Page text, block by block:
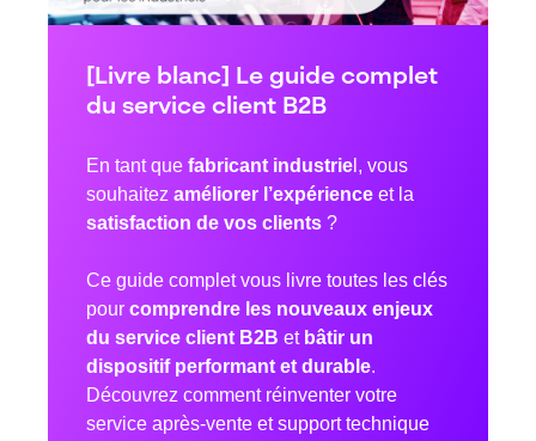
[Livre blanc] Le guide complet
du service client B2B
En tant que fabricant industrie l, vous
souhaitez améliorer l’expérience et la
satisfaction de vos clients ?
Ce guide complet vous livre toutes les clés
pour comprendre les nouveaux enjeux
du service client B2B et bâtir un
dispositif performant et durable.
Découvrez comment réinventer votre
service après-vente et support technique